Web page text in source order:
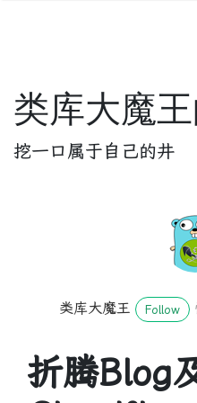
类库大魔
挖一口属于自己的井
类库大魔王 Follow
折腾Blog